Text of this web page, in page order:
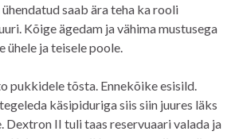
saab ära teha ka rooli
Kõige ägedam ja vähima mustusega
ja teisele poole.
pukkidele tõsta. Ennekõike esisild.
käsipiduriga siis siin juures läks
Dextron II tuli taas reservuaari valada ja